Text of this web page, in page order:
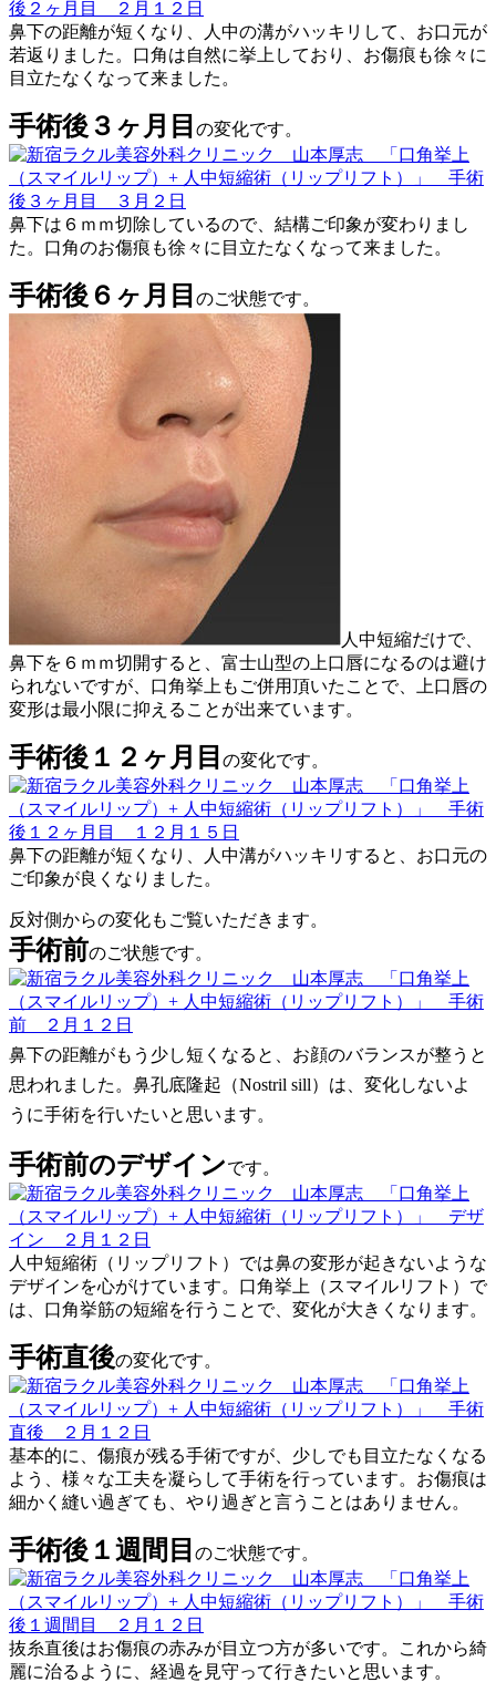
鼻下の距離が短くなり、人中の溝がハッキリして、お口元が
若返りました。口角は自然に挙上しており、お傷痕も徐々に
目立たなくなって来ました。
手術後３ヶ月目 の変化です。
鼻下は６ｍｍ切除しているので、結構ご印象が変わりまし
た。口角のお傷痕も徐々に目立たなくなって来ました。
手術後６ヶ月目 のご状態です。
人中短縮だけで、
鼻下を６ｍｍ切開すると、富士山型の上口唇になるのは避け
られないですが、口角挙上もご併用頂いたことで、上口唇の
変形は最小限に抑えることが出来ています。
手術後１２ヶ月目 の変化です。
鼻下の距離が短くなり、人中溝がハッキリすると、お口元の
ご印象が良くなりました。
反対側からの変化もご覧いただきます。
手術前のご状態です。
鼻下の距離がもう少し短くなると、お顔のバランスが整うと
思われました。鼻孔底隆起（Nostril sill）は、変化しないよ
うに手術を行いたいと思います。
手術前のデザインです。
人中短縮術（リップリフト）では鼻の変形が起きないような
デザインを心がけています。口角挙上（スマイルリフト）で
は、口角挙筋の短縮を行うことで、変化が大きくなります。
手術直後の変化です。
基本的に、傷痕が残る手術ですが、少しでも目立たなくなる
よう、様々な工夫を凝らして手術を行っています。お傷痕は
細かく縫い過ぎても、やり過ぎと言うことはありません。
手術後１週間目 のご状態です。
抜糸直後はお傷痕の赤みが目立つ方が多いです。これから綺
麗に治るように、経過を見守って行きたいと思います。